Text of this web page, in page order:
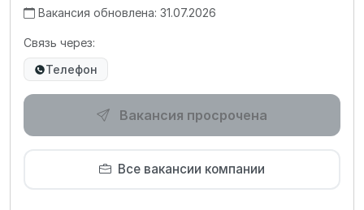
Вакансия обновлена: 31.07.2026
Связь через:
Телефон
Вакансия просрочена
Все вакансии компании